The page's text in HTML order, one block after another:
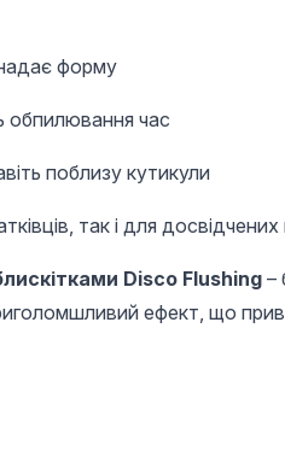
форму
обпилювання час
поблизу кутикули
так і для досвідчених
Disco Flushing –
ефект, що